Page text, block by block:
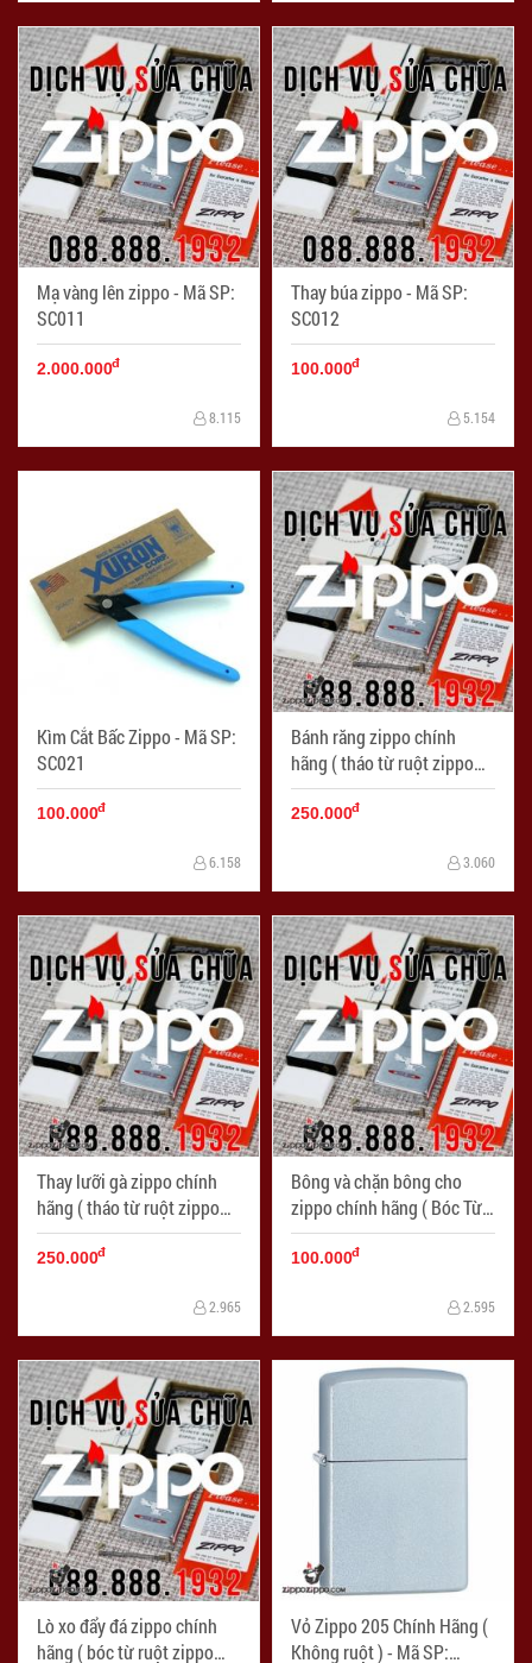
Mạ vàng lên zippo - Mã SP:
SC011
2.000.000đ
8.115
Thay búa zippo - Mã SP:
SC012
100.000đ
5.154
Kìm Cắt Bấc Zippo - Mã SP:
SC021
100.000đ
6.158
Bánh răng zippo chính
hãng ( tháo từ ruột zippo
chính hãng ) - Mã SP:
LKZ001
250.000đ
3.060
Thay lưỡi gà zippo chính
hãng ( tháo từ ruột zippo
chính hãng ) - Mã SP:
LKZ002
250.000đ
2.965
Bông và chặn bông cho
zippo chính hãng ( Bóc Từ
ruột zippo chính hãng ) -
Mã SP: LKZ003
100.000đ
2.595
Lò xo đẩy đá zippo chính
hãng ( bóc từ ruột zippo
Vỏ Zippo 205 Chính Hãng (
Không ruột ) - Mã SP: